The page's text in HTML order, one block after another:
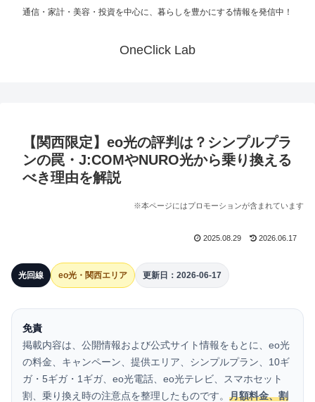
通信・家計・美容・投資を中心に、暮らしを豊かにする情報を発信中！
OneClick Lab
【関西限定】eo光の評判は？シンプルプラ
ンの罠・J:COMやNURO光から乗り換える
べき理由を解説
※本ページにはプロモーションが含まれています
2025.08.29 2026.06.17
光回線 eo光・関西エリア 更新日：2026-06-17
免責
掲載内容は、公開情報および公式サイト情報をもとに、eo光
の料金、キャンペーン、提供エリア、シンプルプラン、10ギ
ガ・5ギガ・1ギガ、eo光電話、eo光テレビ、スマホセット
割、乗り換え時の注意点を整理したものです。 月額料金、割